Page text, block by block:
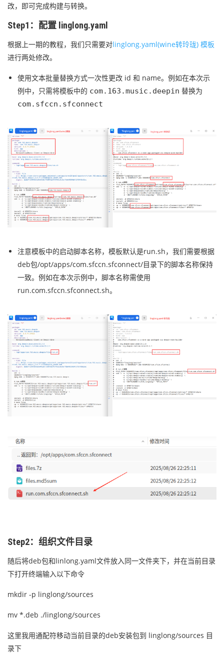
改，即可完成构建与转换。
Step1：配置 linglong.yaml
根据上一期的教程，我们只需要对linglong.yaml(wine转玲珑) 模板
进行两处修改。
使用文本批量替换方式一次性更改 id 和 name。例如在本次示
例中，只需将模板中的 com.163.music.deepin 替换为
com.sfccn.sfconnect
注意模板中的启动脚本名称，模板默认是run.sh，我们需要根据
deb包/opt/apps/com.sfccn.sfconnect/目录下的脚本名称保持
一致。例如在本次示例中，脚本名称需使用
run.com.sfccn.sfconnect.sh。
Step2：组织文件目录
随后将deb包和linlong.yaml文件放入同一文件夹下，并在当前目录
下打开终端输入以下命令
mkdir -p linglong/sources
mv *.deb ./linglong/sources
这里我用通配符移动当前目录的deb安装包到 linglong/sources 目
录下